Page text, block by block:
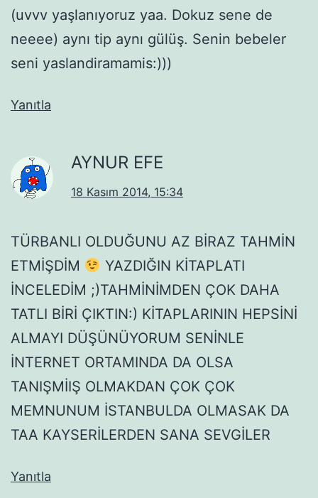
(uvvv yaşlanıyoruz yaa. Dokuz sene de
neeee) aynı tip aynı gülüş. Senin bebeler
seni yaslandiramamis:)))
Yanıtla
AYNUR EFE
18 Kasım 2014, 15:34
TÜRBANLI OLDUĞUNU AZ BİRAZ TAHMİN
ETMİŞDİM
YAZDIĞIN KİTAPLATI
İNCELEDİM ;)TAHMİNİMDEN ÇOK DAHA
TATLI BİRİ ÇIKTIN:) KİTAPLARININ HEPSİNİ
ALMAYI DÜŞÜNÜYORUM SENİNLE
İNTERNET ORTAMINDA DA OLSA
TANIŞMİIŞ OLMAKDAN ÇOK ÇOK
MEMNUNUM İSTANBULDA OLMASAK DA
TAA KAYSERİLERDEN SANA SEVGİLER
Yanıtla